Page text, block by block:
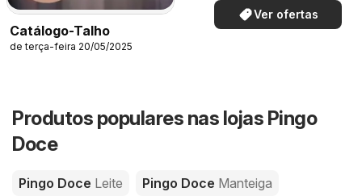
Catálogo-Talho
de terça-feira 20/05/2025
Ver ofertas
Produtos populares nas lojas Pingo
Doce
Pingo Doce Leite Pingo Doce Manteiga